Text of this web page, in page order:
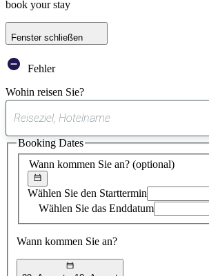
book your stay
Fenster schließen
Fehler
Wohin reisen Sie?
gefundener
Vorschlag
Wann kommen Sie an? (optional)
Wählen Sie den Starttermin
Wählen Sie das Enddatum
Wann kommen Sie an?
Booking Dates